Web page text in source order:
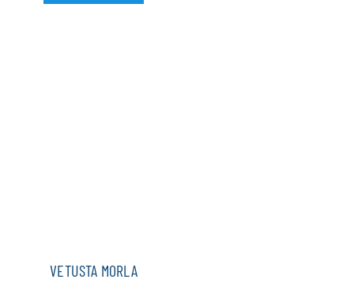
VETUSTA MORLA